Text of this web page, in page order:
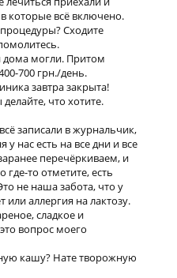
которые всё включено.
Сходите
могли. Притом
700 грн./день.
завтра закрыта!
что хотите.
записали в журнальчик,
нас есть на все дни и все
перечёркиваем, и
где-то отметите, есть
не наша забота, что у
или аллергия на лактозу.
сладкое и
вопрос моего
кашу? Нате творожную